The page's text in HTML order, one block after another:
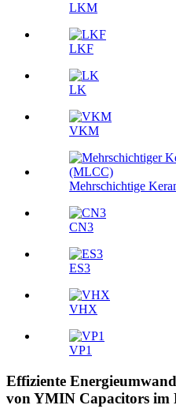
LKM
LKF
LK
VKM
Mehrschichtige
CN3
ES3
VHX
VP1
Effiziente
von YMIN Capacitors im